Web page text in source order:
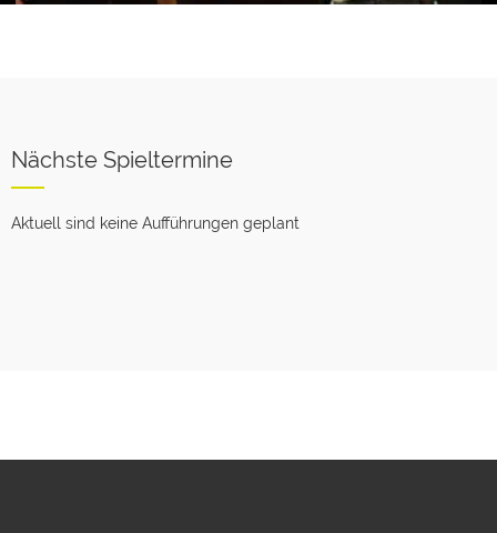
Nächste Spieltermine
Aktuell sind keine Aufführungen geplant